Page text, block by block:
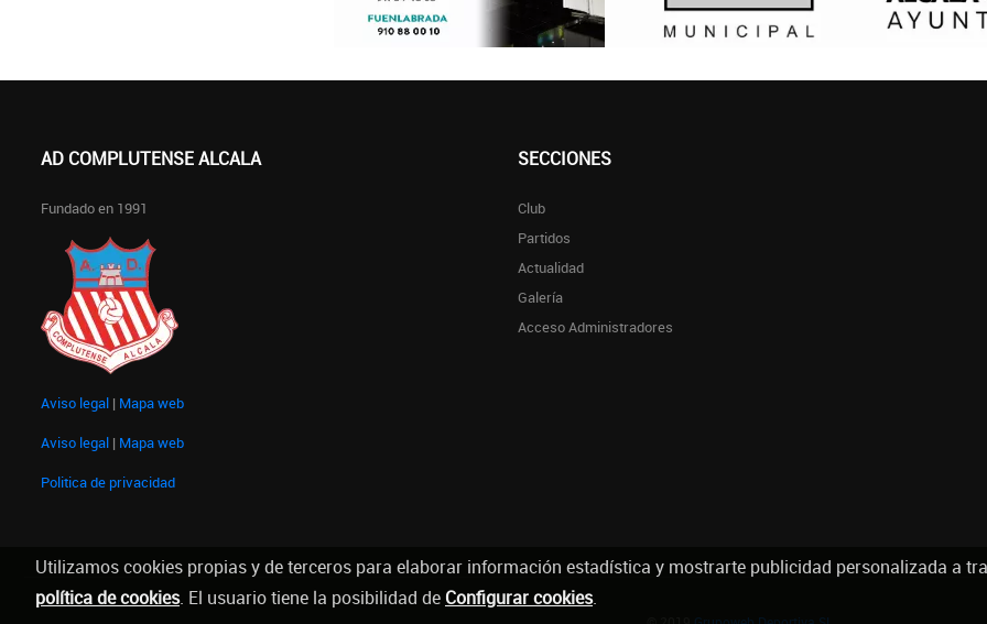
AD COMPLUTENSE ALCALA
Fundado en 1991
Aviso legal | Mapa web
Aviso legal | Mapa web
Politica de privacidad
SECCIONES
Club
Partidos
Actualidad
Galería
Acceso Administradores
Utilizamos cookies propias y de terceros para elaborar información estadística y mostrarte publicidad personalizada a
política de cookies. El usuario tiene la posibilidad de Configurar cookies.